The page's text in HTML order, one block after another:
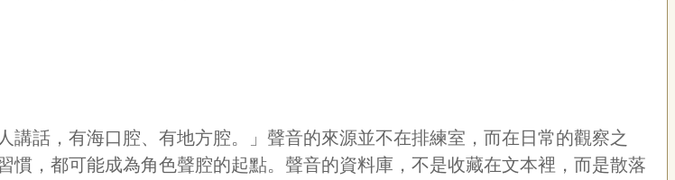
話，有海口腔、有地方腔。」聲音的來源並不在排練室，而在日常的觀察之
，都可能成為角色聲腔的起點。聲音的資料庫，不是收藏在文本裡，而是散落